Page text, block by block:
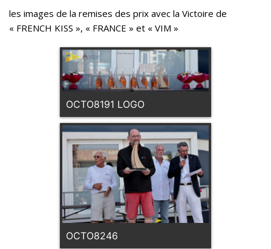
les images de la remises des prix avec la Victoire de
« FRENCH KISS », « FRANCE » et « VIM »
OCTO8191 LOGO
OCTO8246